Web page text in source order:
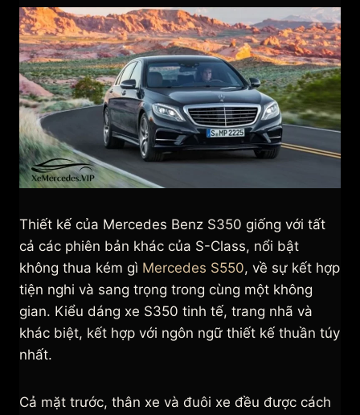
Thiết kế của Mercedes Benz S350 giống với tất
cả các phiên bản khác của S-Class, nổi bật
không thua kém gì Mercedes S550, về sự kết hợp
tiện nghi và sang trọng trong cùng một không
gian. Kiểu dáng xe S350 tinh tế, trang nhã và
khác biệt, kết hợp với ngôn ngữ thiết kế thuần túy
nhất.
Cả mặt trước, thân xe và đuôi xe đều được cách